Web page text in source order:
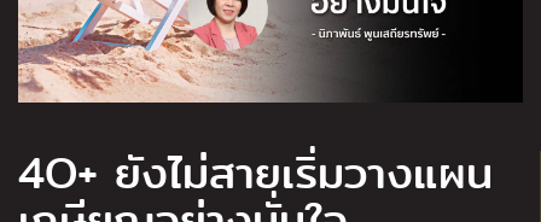
4O+ ยังไม่สายเริ่มวางแผน